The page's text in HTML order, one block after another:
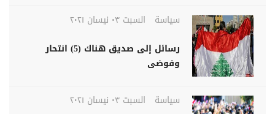
سياسة
السبت ٠٣ نيسان ٢٠٢١
رسائل إلى صديق هناك (5) انتحار
وفوضى
سياسة السبت ٠٣ نيسان ٢٠٢١